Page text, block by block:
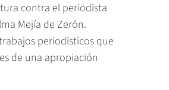
contra el periodista
Mejía de Zerón.
periodísticos que
de una apropiación